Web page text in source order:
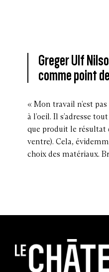
Greger Ulf
comme point
« Mon travail n’est
à l’oeil. Il s’adresse
que produit le résultat
ventre). Cela,
choix des matériaux.